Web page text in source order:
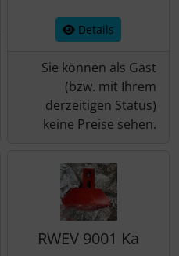
Details
Sie können als Gast
(bzw. mit Ihrem
derzeitigen Status)
keine Preise sehen.
RWEV 9001 Ka